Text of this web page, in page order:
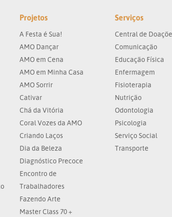
Projetos
A Festa é Sua!
AMO Dançar
AMO em Cena
AMO em Minha Casa
AMO Sorrir
Cativar
Chá da Vitória
Coral Vozes da AMO
Criando Laços
Dia da Beleza
Diagnóstico Precoce
Encontro de
Trabalhadores
Fazendo Arte
Master Class 70 +
Serviços
Central de
Comunicação
Educação Física
Enfermagem
Fisioterapia
Nutrição
Odontologia
Psicologia
Serviço Social
Transporte